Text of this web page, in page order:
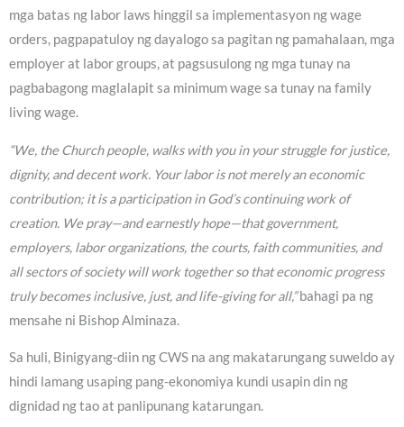
mga batas ng labor laws hinggil sa implementasyon ng wage
orders, pagpapatuloy ng dayalogo sa pagitan ng pamahalaan, mga
employer at labor groups, at pagsusulong ng mga tunay na
pagbabagong maglalapit sa minimum wage sa tunay na family
living wage.
“We, the Church people, walks with you in your struggle for justice,
dignity, and decent work. Your labor is not merely an economic
contribution; it is a participation in God’s continuing work of
creation. We pray—and earnestly hope—that government,
employers, labor organizations, the courts, faith communities, and
all sectors of society will work together so that economic progress
truly becomes inclusive, just, and life-giving for all,”bahagi pa ng
mensahe ni Bishop Alminaza.
Sa huli, Binigyang-diin ng CWS na ang makatarungang suweldo ay
hindi lamang usaping pang-ekonomiya kundi usapin din ng
dignidad ng tao at panlipunang katarungan.